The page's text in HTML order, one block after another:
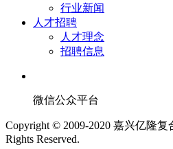
行业新闻
人才招聘
人才理念
招聘信息
微信公众平台
Copyright © 2009-2020 嘉兴亿隆
Rights Reserved.